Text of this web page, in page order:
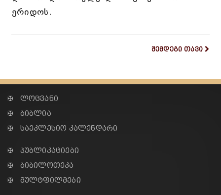
ერიდოს.
შემდეგი თავი
✠ ლოცვანი
✠ ბიბლია
✠ საეკლესიო კალენდარი
✠ პუბლიკაციები
✠ ბიბილოთეკა
✠ მულტფილმები